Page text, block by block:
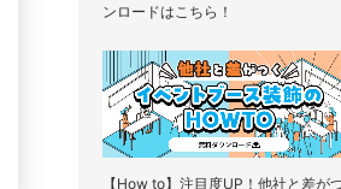
ンロードはこちら！
【How to】注目度UP！他社と差が